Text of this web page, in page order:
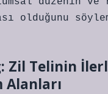
olduğunu
Zil Telinin
Alanları